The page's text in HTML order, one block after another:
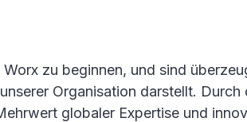
zu beginnen, und sind
Organisation darstellt.
globaler Expertise und